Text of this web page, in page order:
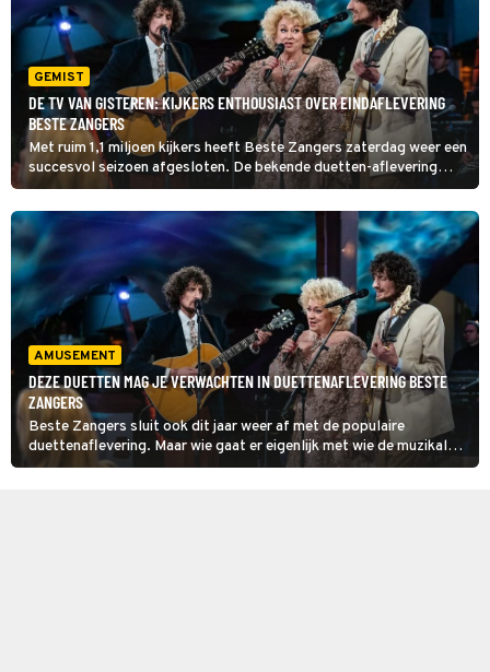
GEMIST
DE TV VAN GISTEREN: KIJKERS ENTHOUSIAST OVER EINDAFLEVERING
BESTE ZANGERS
Met ruim 1,1 miljoen kijkers heeft Beste Zangers zaterdag weer een
succesvol seizoen afgesloten. De bekende duetten-aflevering
stond op de planning en het programma wint daarmee de avond.
AMUSEMENT
DEZE DUETTEN MAG JE VERWACHTEN IN DUETTENAFLEVERING BESTE
ZANGERS
Beste Zangers sluit ook dit jaar weer af met de populaire
duettenaflevering. Maar wie gaat er eigenlijk met wie de muzikale
krachten bundelen? Wij stellen de combinaties hieronder aan je